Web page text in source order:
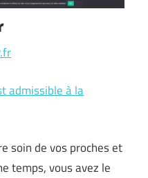
admissible à la
soin de vos proches et
temps, vous avez le